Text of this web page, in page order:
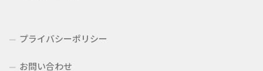
プライバシーポリシー
お問い合わせ